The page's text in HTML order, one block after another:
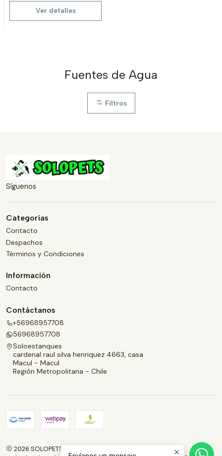
Ver detalles
Fuentes de Agua
Filtros
Síguenos
Categorías
Contacto
Despachos
Términos y Condiciones
Información
Contacto
Contáctanos
+56968957708
56968957708
Soloestanques
cardenal raul silva henriquez 4663, casa
Macul - Macul
Región Metropolitana - Chile
2026 SOLOPETS.CL.